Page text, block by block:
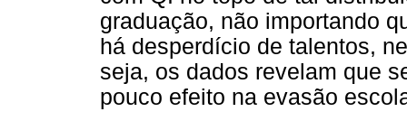
graduação, não importando
há desperdício de talentos,
seja, os dados revelam que
pouco efeito na evasão